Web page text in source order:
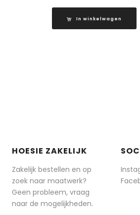
In winkelwagen
HOESIE ZAKELIJK
Zakelijk bestellen en op
zoek naar maatwerk?
Geen probleem, vraag
naar de mogelijkheden.